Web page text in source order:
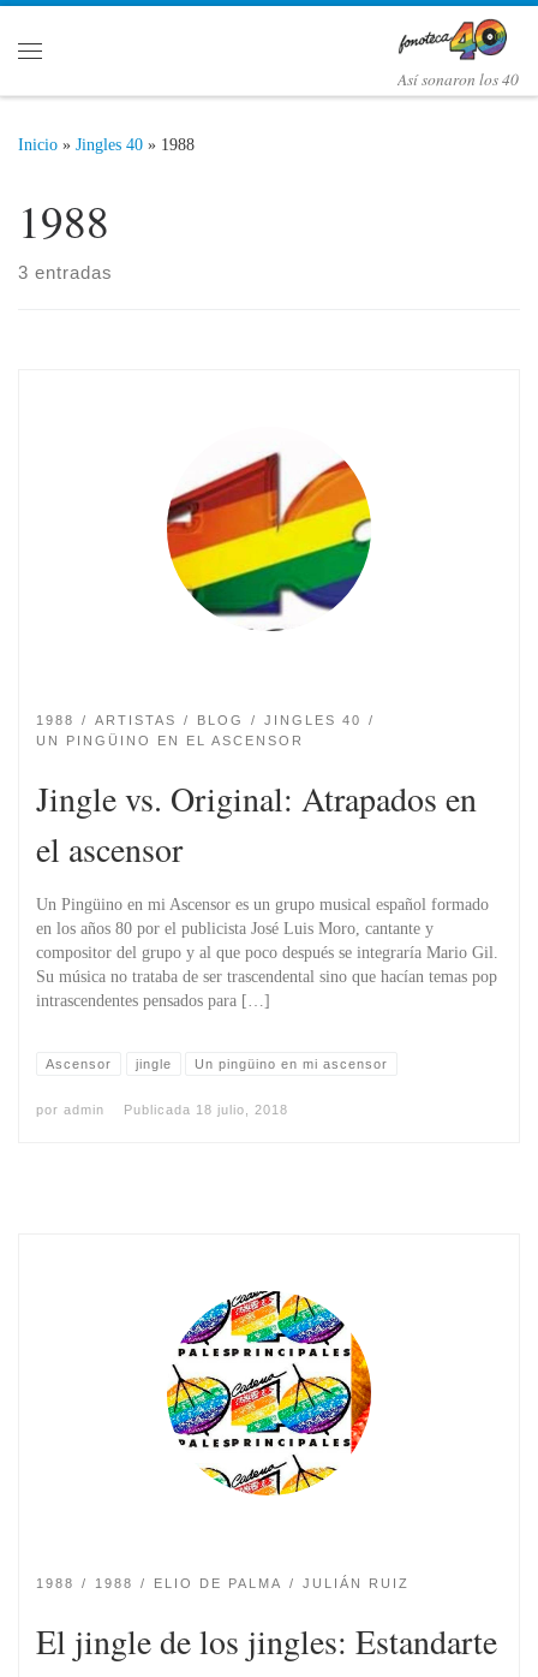
Así­ sonaron los 40
Inicio » Jingles 40 » 1988
1988
3 entradas
1988 ARTISTAS BLOG
JINGLES 40
UN PINGÜINO EN EL ASCENSOR
Jingle vs. Original: Atrapados en
el ascensor
Un Pingüino en mi Ascensor es un grupo musical español formado
en los años 80 por el publicista José Luis Moro, cantante y
compositor del grupo y al que poco después se integraría Mario Gil.
Su música no trataba de ser trascendental sino que hacían temas pop
intrascendentes pensados para […]
Ascensor jingle Un pingüino en mi ascensor
por admin Publicada 18 julio, 2018
1988 1988 ELIO DE PALMA JULIÁN RUIZ
El jingle de los jingles: Estandarte